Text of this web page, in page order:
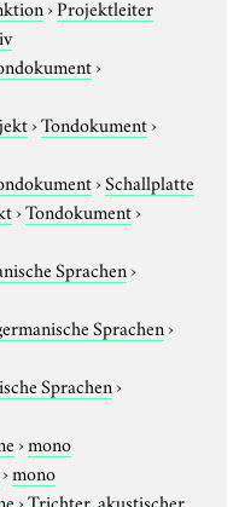
›Projektleiter
›
›Tondokument›
›Schallplatte
›Tondokument›
Sprachen›
Sprachen›
Sprachen›
›mono
›mono
›Trichter, akustischer